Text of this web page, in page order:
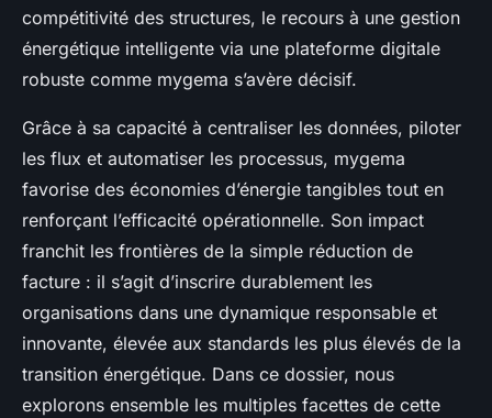
compétitivité des structures, le recours à une gestion
énergétique intelligente via une plateforme digitale
robuste comme mygema s’avère décisif.
Grâce à sa capacité à centraliser les données, piloter
les flux et automatiser les processus, mygema
favorise des économies d’énergie tangibles tout en
renforçant l’efficacité opérationnelle. Son impact
franchit les frontières de la simple réduction de
facture : il s’agit d’inscrire durablement les
organisations dans une dynamique responsable et
innovante, élevée aux standards les plus élevés de la
transition énergétique. Dans ce dossier, nous
explorons ensemble les multiples facettes de cette